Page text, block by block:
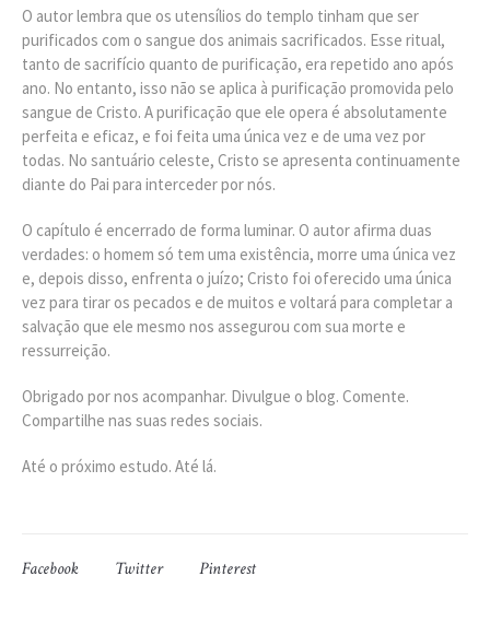
O autor lembra que os utensílios do templo tinham que ser
purificados com o sangue dos animais sacrificados. Esse ritual,
tanto de sacrifício quanto de purificação, era repetido ano após
ano. No entanto, isso não se aplica à purificação promovida pelo
sangue de Cristo. A purificação que ele opera é absolutamente
perfeita e eficaz, e foi feita uma única vez e de uma vez por
todas. No santuário celeste, Cristo se apresenta continuamente
diante do Pai para interceder por nós.
O capítulo é encerrado de forma luminar. O autor afirma duas
verdades: o homem só tem uma existência, morre uma única vez
e, depois disso, enfrenta o juízo; Cristo foi oferecido uma única
vez para tirar os pecados e de muitos e voltará para completar a
salvação que ele mesmo nos assegurou com sua morte e
ressurreição.
Obrigado por nos acompanhar. Divulgue o blog. Comente.
Compartilhe nas suas redes sociais.
Até o próximo estudo. Até lá.
Facebook Twitter Pinterest